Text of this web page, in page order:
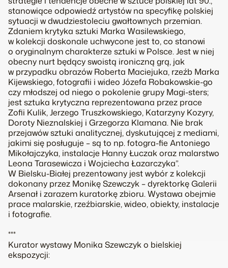
stanowiące odpowiedź artystów na specyfikę polskiej
sytuacji w dwudziestoleciu gwałtownych przemian.
Zdaniem krytyka sztuki Marka Wasilewskiego,
w kolekcji doskonale uchwycone jest to, co stanowi
o oryginalnym charakterze sztuki w Polsce. Jest w niej
obecny nurt będący swoistą ironiczną grą, jak
w przypadku obrazów Roberta Maciejuka, rzeźb Marka
Kijewskiego, fotografii i wideo Józefa Robakowskie-go
czy młodszej od niego o pokolenie grupy Magi-sters;
jest sztuka krytyczna reprezentowana przez prace
Zofii Kulik, Jerzego Truszkowskiego, Katarzyny Kozyry,
Doroty Nieznalskiej i Grzegorza Klamana. Nie brak
przejawów sztuki analitycznej, dyskutującej z mediami,
jakimi się posługuje – są to np. fotogra-fie Antoniego
Mikołajczyka, instalacje Hanny Łuczak oraz malarstwo
Leona Tarasewicza i Wojciecha Łazarczyka”.
W Bielsku-Białej prezentowany jest wybór z kolekcji
dokonany przez Monikę Szewczyk – dyrektorkę Galerii
Arsenał i zarazem kuratorkę zbioru. Wystawa obejmie
prace malarskie, rzeźbiarskie, wideo, obiekty, instalacje
i fotografie.
***
Kurator wystawy Monika Szewczyk o bielskiej
ekspozycji: